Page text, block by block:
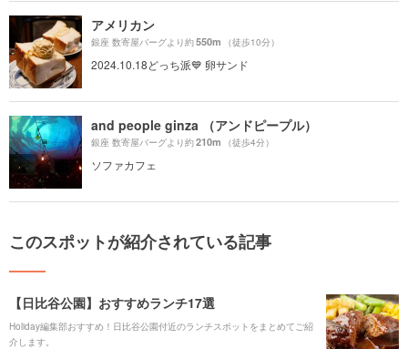
アメリカン
銀座 数寄屋バーグより約550m （徒歩10分）
2024.10.18どっち派💙 卵サンド
and people ginza （アンドピープル）
銀座 数寄屋バーグより約210m （徒歩4分）
ソファカフェ
このスポットが紹介されている記事
【日比谷公園】おすすめランチ17選
Holiday編集部おすすめ！日比谷公園付近のランチスポットをまとめてご紹
介します。